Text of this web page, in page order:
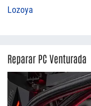
Lozoya
Reparar PC Venturada